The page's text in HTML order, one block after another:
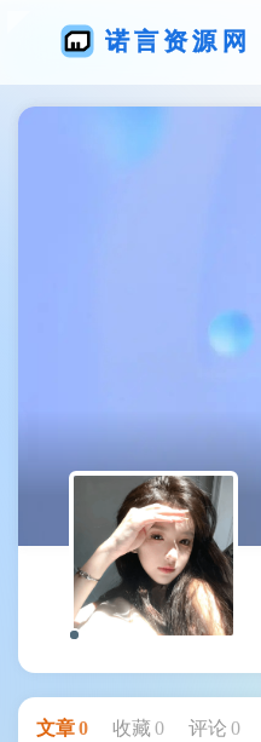
文章0 收藏 0 评论 0